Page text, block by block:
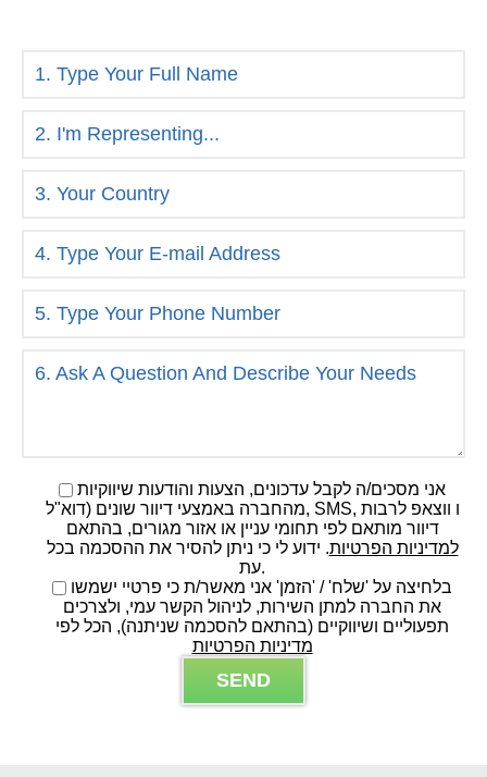
אני מסכים/ה לקבל עדכונים, הצעות והודעות שיווקיות
מהחברה באמצעי דיוור שונים (דוא"ל, SMS, ו ווצאפ לרבות
דיוור מותאם לפי תחומי עניין או אזור מגורים, בהתאם
למדיניות הפרטיות. ידוע לי כי ניתן להסיר את ההסכמה בכל
עת.
בלחיצה על 'שלח' / 'הזמן' אני מאשר/ת כי פרטיי ישמשו
את החברה למתן השירות, לניהול הקשר עמי, ולצרכים
תפעוליים ושיווקיים (בהתאם להסכמה שניתנה), הכל לפי
מדיניות הפרטיות